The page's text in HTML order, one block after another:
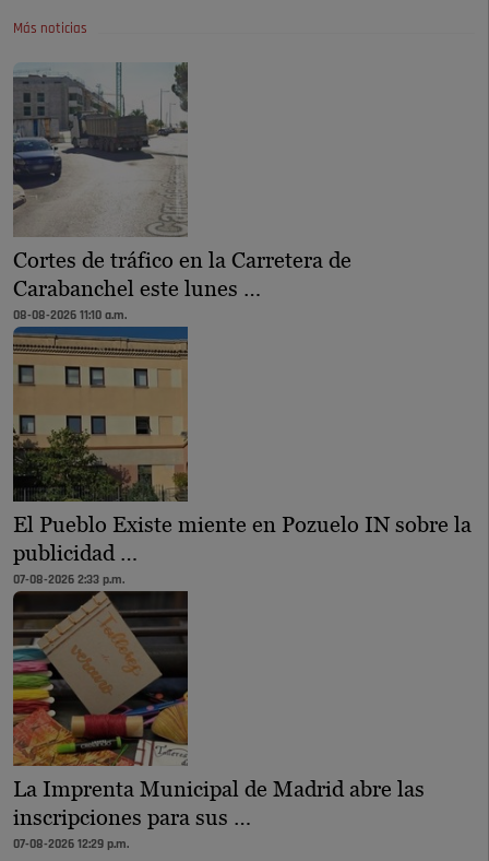
Más noticias
Cortes de tráfico en la Carretera de
Carabanchel este lunes …
08-08-2026 11:10 a.m.
El Pueblo Existe miente en Pozuelo IN sobre la
publicidad …
07-08-2026 2:33 p.m.
La Imprenta Municipal de Madrid abre las
inscripciones para sus …
07-08-2026 12:29 p.m.